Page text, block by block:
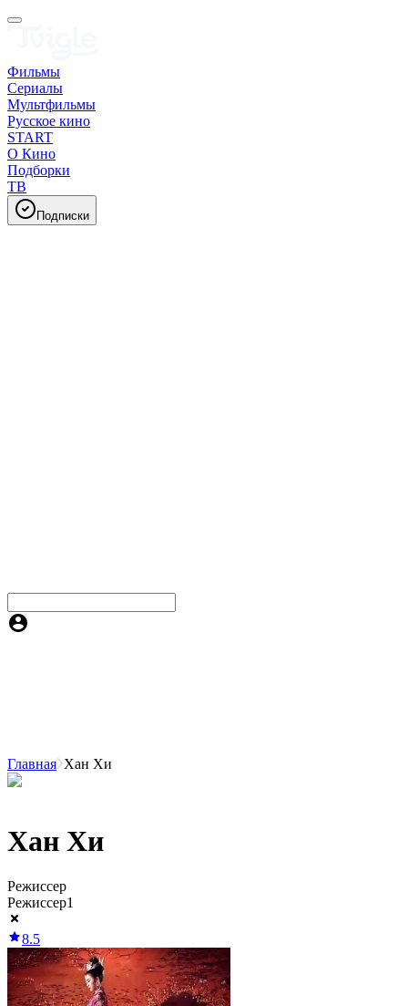
Фильмы
Сериалы
Мультфильмы
Русское кино
START
О Кино
Подборки
ТВ
Подписки
Главная Хан Хи
Хан Хи
Режиссер
Режиссер1
8.5